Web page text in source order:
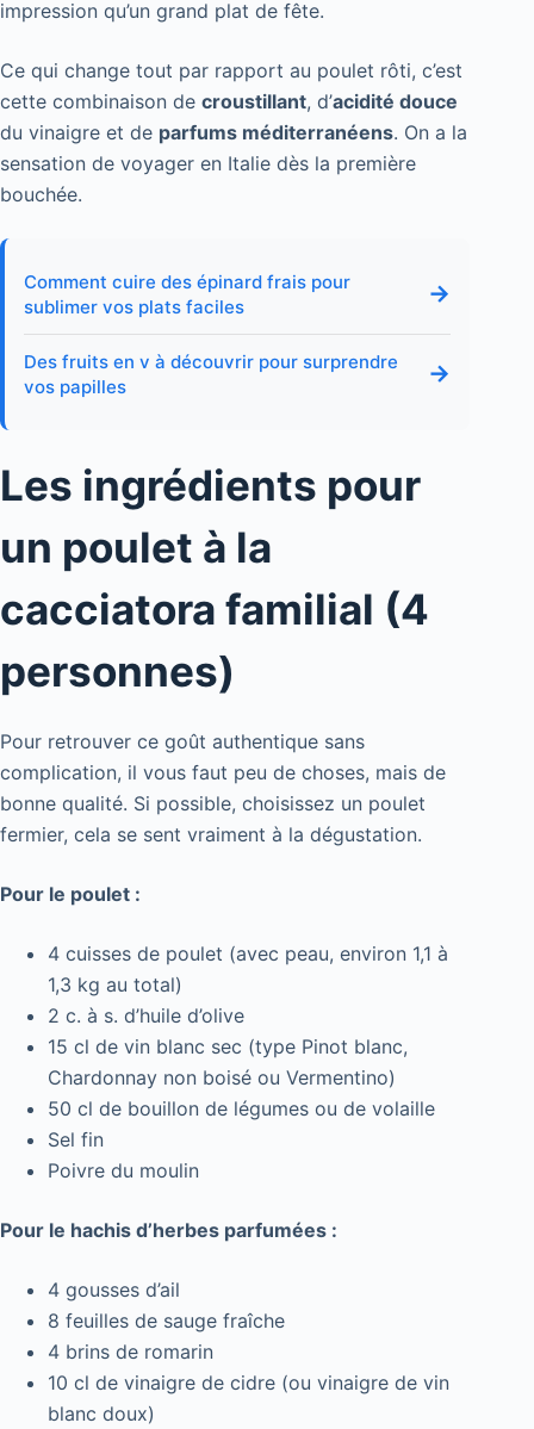
impression qu’un grand plat de fête.
Ce qui change tout par rapport au poulet rôti, c’est
cette combinaison de croustillant, d’acidité douce
du vinaigre et de parfums méditerranéens. On a la
sensation de voyager en Italie dès la première
bouchée.
Comment cuire des épinard frais pour
sublimer vos plats faciles
→
Des fruits en v à découvrir pour surprendre
vos papilles
→
Les ingrédients pour
un poulet à la
cacciatora familial (4
personnes)
Pour retrouver ce goût authentique sans
complication, il vous faut peu de choses, mais de
bonne qualité. Si possible, choisissez un poulet
fermier, cela se sent vraiment à la dégustation.
Pour le poulet :
4 cuisses de poulet (avec peau, environ 1,1 à
1,3 kg au total)
2 c. à s. d’huile d’olive
15 cl de vin blanc sec (type Pinot blanc,
Chardonnay non boisé ou Vermentino)
50 cl de bouillon de légumes ou de volaille
Sel fin
Poivre du moulin
Pour le hachis d’herbes parfumées :
4 gousses d’ail
8 feuilles de sauge fraîche
4 brins de romarin
10 cl de vinaigre de cidre (ou vinaigre de vin
blanc doux)